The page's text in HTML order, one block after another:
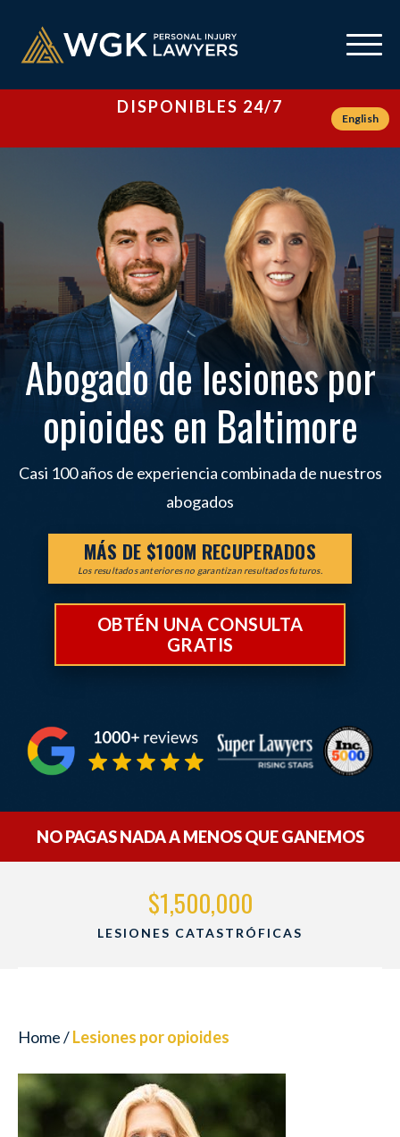
DISPONIBLES 24/7
English
Abogado de lesiones por
opioides en Baltimore
Casi 100 años de experiencia combinada de nuestros
abogados
MÁS DE $100M RECUPERADOS
Los resultados anteriores no garantizan resultados futuros.
OBTÉN UNA CONSULTA
GRATIS
NO PAGAS NADA A MENOS QUE GANEMOS
$1,500,000
MUERTE POR NEGLIGENCIA
Home/Lesiones por opioides